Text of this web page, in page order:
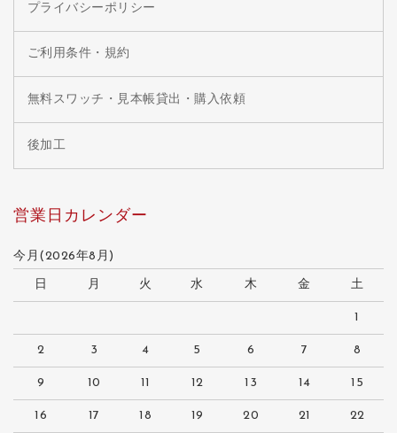
プライバシーポリシー
ご利用条件・規約
無料スワッチ・見本帳貸出・購入依頼
後加工
営業日カレンダー
今月(2026年8月)
日 月 火 水 木 金 土
1
2 3 4 5 6 7 8
9 10 11 12 13 14 15
16 17 18 19 20 21 22